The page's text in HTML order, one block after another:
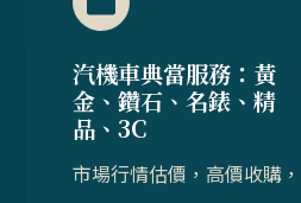
汽機車典當服務：黃
金、鑽石、名錶、精
品、3C
市場行情估價，高價收購，